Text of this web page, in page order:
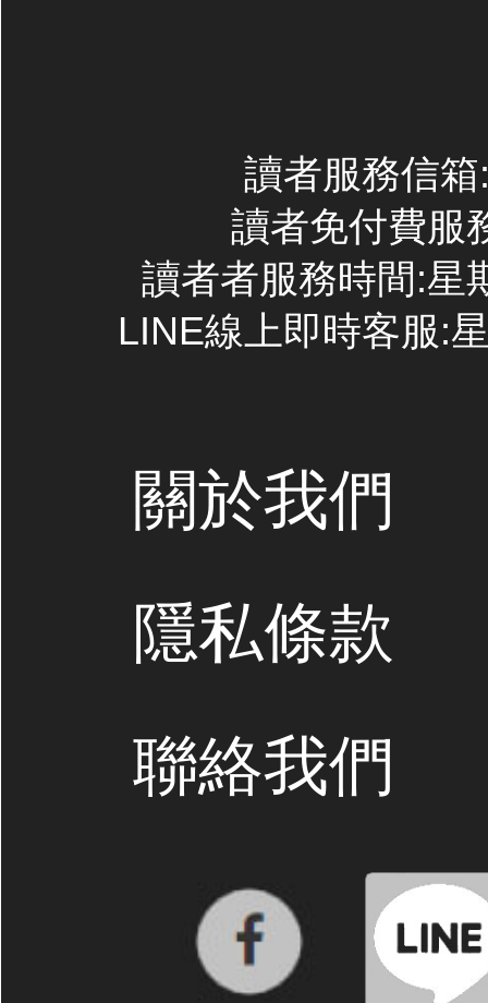
讀者服務信
讀者免付費服
讀者者服務時間:星
LINE線上即時客服:
關於我們
隱私條款
聯絡我們